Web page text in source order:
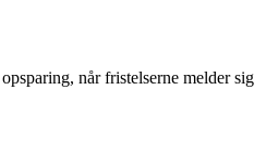
når fristelserne melder sig